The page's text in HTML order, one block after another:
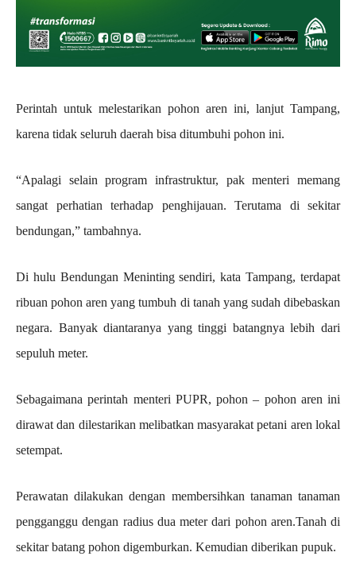
Perintah untuk melestarikan pohon aren ini, lanjut Tampang,
karena tidak seluruh daerah bisa ditumbuhi pohon ini.
“Apalagi selain program infrastruktur, pak menteri memang
sangat perhatian terhadap penghijauan. Terutama di sekitar
bendungan,” tambahnya.
Di hulu Bendungan Meninting sendiri, kata Tampang, terdapat
ribuan pohon aren yang tumbuh di tanah yang sudah dibebaskan
negara. Banyak diantaranya yang tinggi batangnya lebih dari
sepuluh meter.
Sebagaimana perintah menteri PUPR, pohon – pohon aren ini
dirawat dan dilestarikan melibatkan masyarakat petani aren lokal
setempat.
Perawatan dilakukan dengan membersihkan tanaman tanaman
pengganggu dengan radius dua meter dari pohon aren.Tanah di
sekitar batang pohon digemburkan. Kemudian diberikan pupuk.